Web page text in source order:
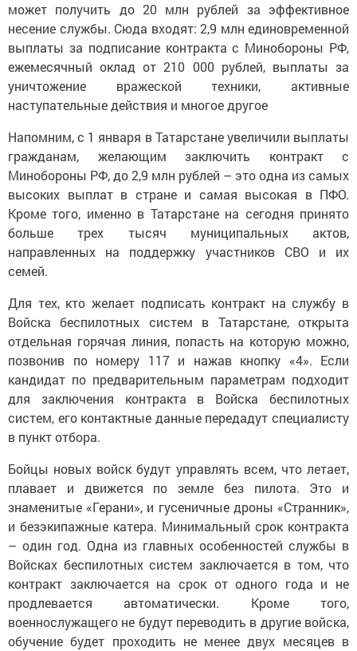
может получить до 20 млн рублей за эффективное
несение службы. Сюда входят: 2,9 млн единовременной
выплаты за подписание контракта с Минобороны РФ,
ежемесячный оклад от 210 000 рублей, выплаты за
уничтожение вражеской техники, активные
наступательные действия и многое другое
Напомним, с 1 января в Татарстане увеличили выплаты
гражданам, желающим заключить контракт с
Минобороны РФ, до 2,9 млн рублей – это одна из самых
высоких выплат в стране и самая высокая в ПФО.
Кроме того, именно в Татарстане на сегодня принято
больше трех тысяч муниципальных актов,
направленных на поддержку участников СВО и их
семей.
Для тех, кто желает подписать контракт на службу в
Войска беспилотных систем в Татарстане, открыта
отдельная горячая линия, попасть на которую можно,
позвонив по номеру 117 и нажав кнопку «4». Если
кандидат по предварительным параметрам подходит
для заключения контракта в Войска беспилотных
систем, его контактные данные передадут специалисту
в пункт отбора.
Бойцы новых войск будут управлять всем, что летает,
плавает и движется по земле без пилота. Это и
знаменитые «Герани», и гусеничные дроны «Странник»,
и безэкипажные катера. Минимальный срок контракта
– один год. Одна из главных особенностей службы в
Войсках беспилотных систем заключается в том, что
контракт заключается на срок от одного года и не
продлевается автоматически. Кроме того,
военнослужащего не будут переводить в другие войска,
обучение будет проходить не менее двух месяцев в